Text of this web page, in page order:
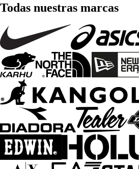
Todas nuestras marcas